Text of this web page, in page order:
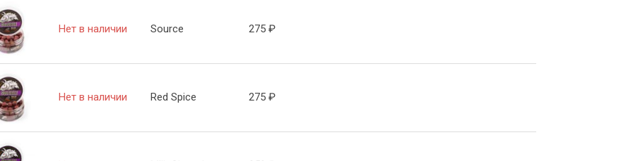
Нет в наличии Source 275 ₽
Нет в наличии Red Spice 275 ₽